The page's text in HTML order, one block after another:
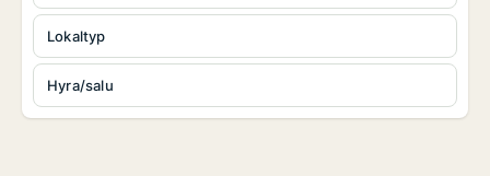
Lokaltyp
Hyra/salu